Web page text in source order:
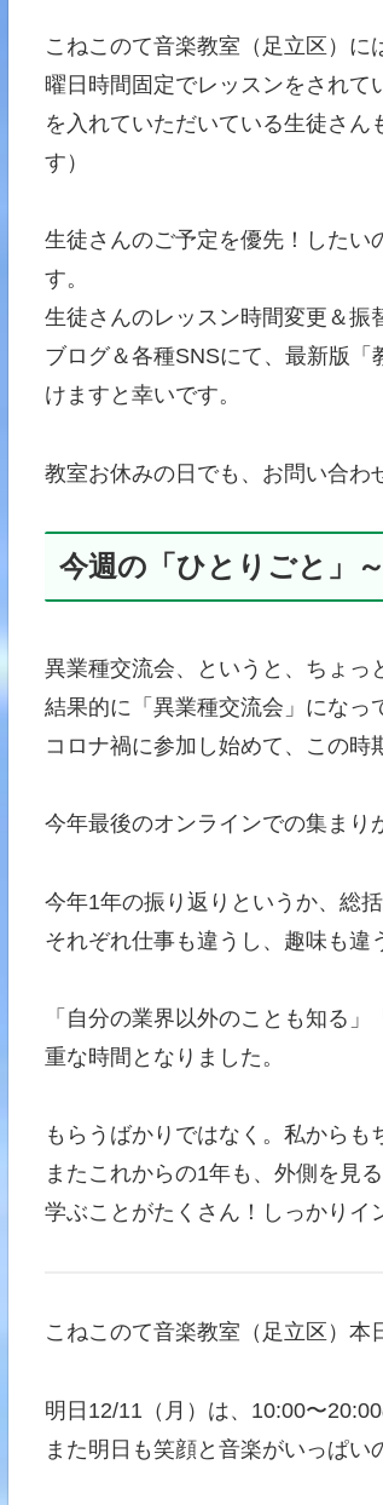
こねこのて音楽教室（足立区）に
曜日時間固定でレッスンをされて
を入れていただいている生徒さ
す）
生徒さんのご予定を優先！したい
す。
生徒さんのレッスン時間変更＆振
ブログ＆各種SNSにて、最新版
けますと幸いです。
教室お休みの日でも、お問い合わ
今週の「ひとりごと」
異業種交流会、というと、ちょ
結果的に「異業種交流会」になっ
コロナ禍に参加し始めて、この時
今年最後のオンラインでの集まり
今年1年の振り返りというか、総括
それぞれ仕事も違うし、趣味も違
「自分の業界以外のことも知る
重な時間となりました。
もらうばかりではなく。私からも
またこれからの1年も、外側を見
学ぶことがたくさん！しっかりイ
こねこのて音楽教室（足立区）本
明日12/11（月）は、10:00〜
また明日も笑顔と音楽がいっぱ